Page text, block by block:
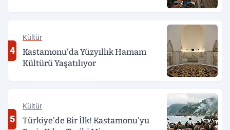
4
Kültür
Kastamonu'da Yüzyıllık Hamam
Kültürü Yaşatılıyor
5
Kültür
Türkiye'de Bir İlk! Kastamonu'yu